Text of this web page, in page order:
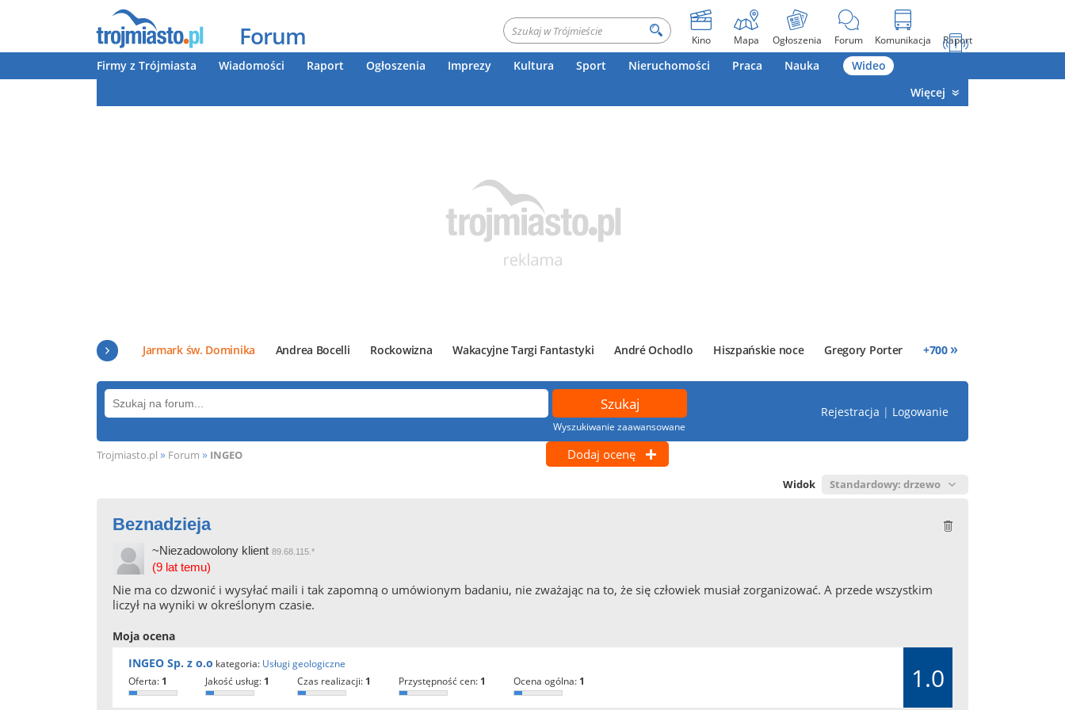
Forum Kino Mapa Ogłoszenia Forum Komunikacja Raport
Firmy z Trójmiasta Wiadomości Raport Ogłoszenia Imprezy Kultura Sport Nieruchomości Praca Nauka
Wideo
Więcej
Jarmark św. Dominika Andrea Bocelli Rockowizna Wakacyjne Targi Fantastyki André Ochodlo Hiszpańskie noce Gregory Porter +700 »
Wyszukiwanie zaawansowane
Rejestracja | Logowanie
Trojmiasto.pl » Forum » INGEO Dodaj ocenę
Widok
Beznadzieja
~Niezadowolony klient 89.68.115.*
(9 lat temu)
Nie ma co dzwonić i wysyłać maili i tak zapomną o umówionym badaniu, nie zważając na to, że się człowiek musiał zorganizować. A przede wszystkim
liczył na wyniki w określonym czasie.
Moja ocena
INGEO Sp. z o.o kategoria: Usługi geologiczne
oferta: 1 jakość usług: 1 czas realizacji: 1 przystępność cen: 1 ocena ogólna: 1 1.0